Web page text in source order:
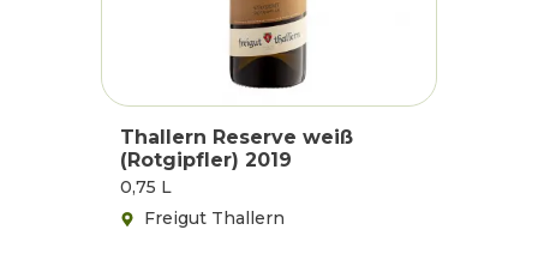
Thallern Reserve weiß
(Rotgipfler) 2019
0,75 L
Freigut Thallern